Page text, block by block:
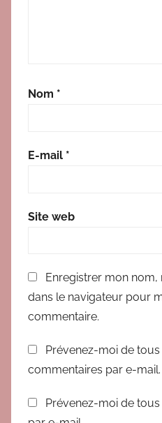
Nom *
E-mail *
Site web
Enregistrer mon
dans le navigateur pour
commentaire.
Prévenez-moi de
commentaires par e-mail.
Prévenez-moi de